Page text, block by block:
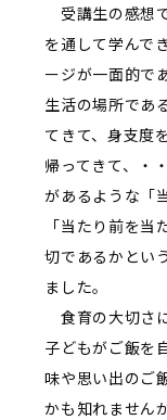
受講生の感想
を通して学んで
ージが一面的で
生活の場所であ
てきて、身支度
帰ってきて、・
があるような「
「当たり前を
切であるかとい
ました。
食育の大切さ
子どもがご飯を
味や思い出のご
かも知れません